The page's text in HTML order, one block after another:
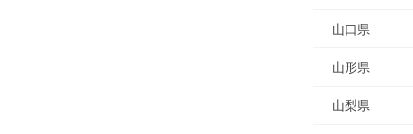
山口県
山形県
山梨県